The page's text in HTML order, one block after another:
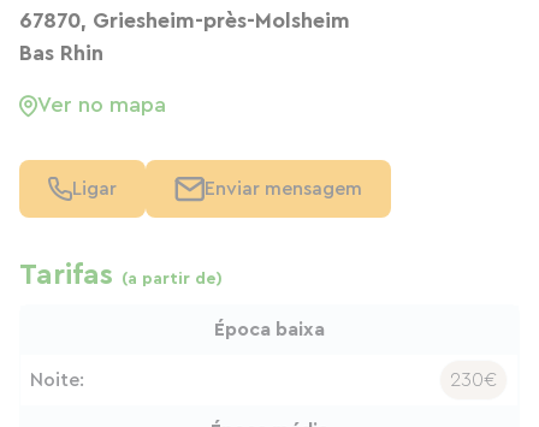
67870, Griesheim-près-Molsheim
Bas Rhin
Ver no mapa
Ligar Enviar mensagem
Tarifas (a partir de)
Época baixa
Noite: 230€